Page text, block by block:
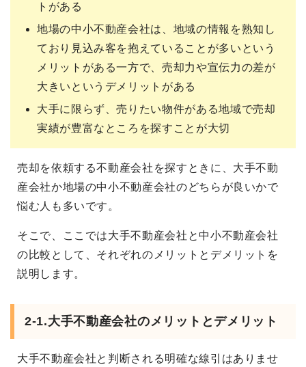
トがある
地場の中小不動産会社は、地域の情報を熟知し
ており見込み客を抱えていることが多いという
メリットがある一方で、売却力や宣伝力の差が
大きいというデメリットがある
大手に限らず、売りたい物件がある地域で売却
実績が豊富なところを探すことが大切
売却を依頼する不動産会社を探すときに、大手不動
産会社か地場の中小不動産会社のどちらが良いかで
悩む人も多いです。
そこで、ここでは大手不動産会社と中小不動産会社
の比較として、それぞれのメリットとデメリットを
説明します。
2-1.大手不動産会社のメリットとデメリット
大手不動産会社と判断される明確な線引はありませ